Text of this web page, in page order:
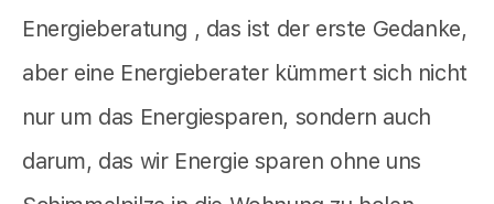
Energieberatung , das ist der erste Gedanke,
aber eine Energieberater kümmert sich nicht
nur um das Energiesparen, sondern auch
darum, das wir Energie sparen ohne uns